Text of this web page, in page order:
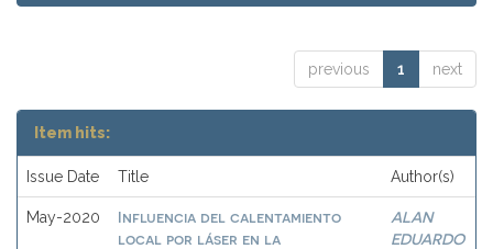
previous 1 next
Item hits:
Issue Date Title Author(s)
May-2020
Influencia del calentamiento
local por láser en la
ALAN
EDUARDO